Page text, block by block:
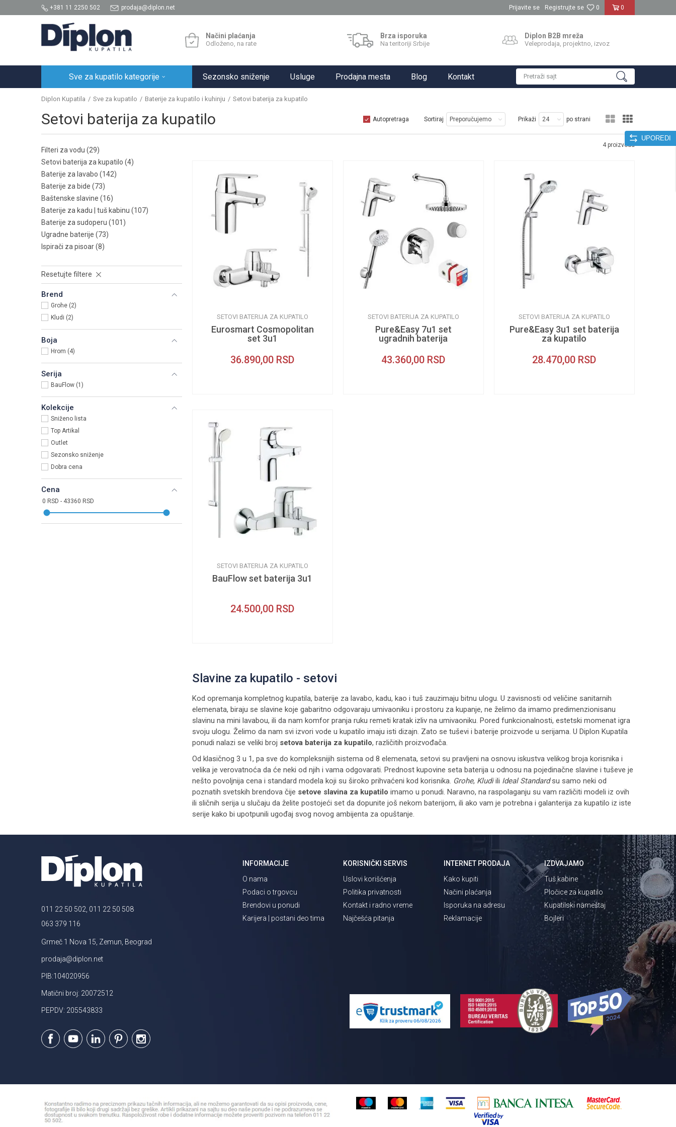
+381 11 2250 502 prodaja@diplon.net 0
0
Prijavite se Registrujte se
Načini plaćanja
Odloženo, na rate
Brza isporuka
Na teritoriji Srbije
Diplon B2B mreža
Veleprodaja, projektno, izvoz
Sve za kupatilo kategorije Sezonsko sniženje Usluge Prodajna mesta Blog Kontakt Pretraži sajt
UPOREDI
Diplon Kupatila Sve za kupatilo Baterije za kupatilo i kuhinju Setovi baterija za kupatilo
Setovi baterija za kupatilo Autopretraga Sortiraj Prikaži po strani
Filteri za vodu (29)
Setovi baterija za kupatilo (4)
Baterije za lavabo (142)
Baterije za bide (73)
Baštenske slavine (16)
Baterije za kadu | tuš kabinu (107)
Baterije za sudoperu (101)
Ugradne baterije (73)
Ispirači za pisoar(8)
Resetujte filtere
Brend
Grohe (2)
Kludi (2)
Boja
Hrom (4)
Serija
BauFlow (1)
Kolekcije
Sniženo lista
Top Artikal
Outlet
Sezonsko sniženje
Dobra cena
Cena
4proizvoda
SETOVI BATERIJA ZA KUPATILO
Eurosmart Cosmopolitan
set 3u1
36.890,00 RSD
SETOVI BATERIJA ZA KUPATILO
Pure&Easy 7u1 set
ugradnih baterija
43.360,00 RSD
SETOVI BATERIJA ZA KUPATILO
Pure&Easy 3u1 set baterija
za kupatilo
28.470,00 RSD
SETOVI BATERIJA ZA KUPATILO
BauFlow set baterija 3u1
24.500,00 RSD
Slavine za kupatilo - setovi
Kod opremanja kompletnog kupatila, baterije za lavabo, kadu, kao i tuš zauzimaju bitnu ulogu. U zavisnosti od veličine sanitarnih
elemenata, biraju se slavine koje gabaritno odgovaraju umivaoniku i prostoru za kupanje, ne želimo da imamo predimenzionisanu
slavinu na mini lavabou, ili da nam komfor pranja ruku remeti kratak izliv na umivaoniku. Pored funkcionalnosti, estetski momenat igra
svoju ulogu. Želimo da nam svi izvori vode u kupatilo imaju isti dizajn. Zato se tuševi i baterije proizvode u serijama. U Diplon Kupatila
ponudi nalazi se veliki broj setova baterija za kupatilo, različitih proizvođača.
Od klasičnog 3 u 1, pa sve do kompleksnijih sistema od 8 elemenata, setovi su pravljeni na osnovu iskustva velikog broja korisnika i
velika je verovatnoća da će neki od njih i vama odgovarati. Prednost kupovine seta baterija u odnosu na pojedinačne slavine i tuševe je
nešto povoljnija cena i standard modela koji su široko prihvaćeni kod korisnika. Grohe, Kludiili Ideal Standardsu samo neki od
poznatih svetskih brendova čije setove slavina za kupatilo imamo u ponudi. Naravno, na raspolaganju su vam različiti modeli iz ovih
ili sličnih serija u slučaju da želite postojeći set da dopunite još nekom baterijom, ili ako vam je potrebna i galanterija za kupatilo iz iste
serije kako bi upotpunili ugođaj svog novog ambijenta za opuštanje.
011 22 50 502, 011 22 50 508
063 379 116
Grmeč 1 Nova 15, Zemun, Beograd
prodaja@diplon.net
PIB:104020956
Matični broj: 20072512
PEPDV: 205543833
INFORMACIJE
O nama
Podaci o trgovcu
Brendovi u ponudi
Karijera | postani deo tima
KORISNIČKI SERVIS
Uslovi korišćenja
Politika privatnosti
Kontakt i radno vreme
Najčešća pitanja
INTERNET PRODAJA
Kako kupiti
Načini plaćanja
Isporuka na adresu
Reklamacije
IZDVAJAMO
Tuš kabine
Pločice za kupatilo
Kupatilski nameštaj
Bojleri